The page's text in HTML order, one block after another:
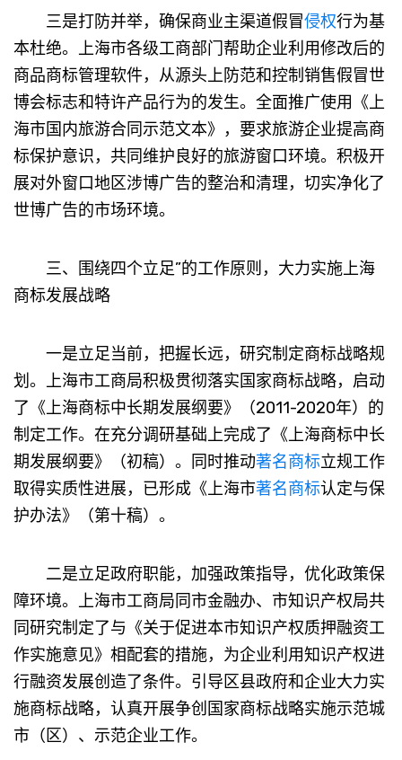
三是打防并举，确保商业主渠道假冒侵权行为基
本杜绝。上海市各级工商部门帮助企业利用修改后的
商品商标管理软件，从源头上防范和控制销售假冒世
博会标志和特许产品行为的发生。全面推广使用《上
海市国内旅游合同示范文本》，要求旅游企业提高商
标保护意识，共同维护良好的旅游窗口环境。积极开
展对外窗口地区涉博广告的整治和清理，切实净化了
世博广告的市场环境。
三、围绕四个立足”的工作原则，大力实施上海
商标发展战略
一是立足当前，把握长远，研究制定商标战略规
划。上海市工商局积极贯彻落实国家商标战略，启动
了《上海商标中长期发展纲要》（2011-2020年）的
制定工作。在充分调研基础上完成了《上海商标中长
期发展纲要》（初稿）。同时推动著名商标立规工作
取得实质性进展，已形成《上海市著名商标认定与保
护办法》（第十稿）。
二是立足政府职能，加强政策指导，优化政策保
障环境。上海市工商局同市金融办、市知识产权局共
同研究制定了与《关于促进本市知识产权质押融资工
作实施意见》相配套的措施，为企业利用知识产权进
行融资发展创造了条件。引导区县政府和企业大力实
施商标战略，认真开展争创国家商标战略实施示范城
市（区）、示范企业工作。